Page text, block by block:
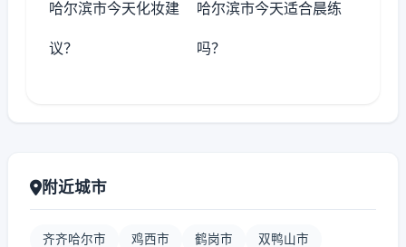
哈尔滨市今天化妆建
议？
哈尔滨市今天适合晨练
吗？
附近城市
齐齐哈尔市 鸡西市 鹤岗市 双鸭山市